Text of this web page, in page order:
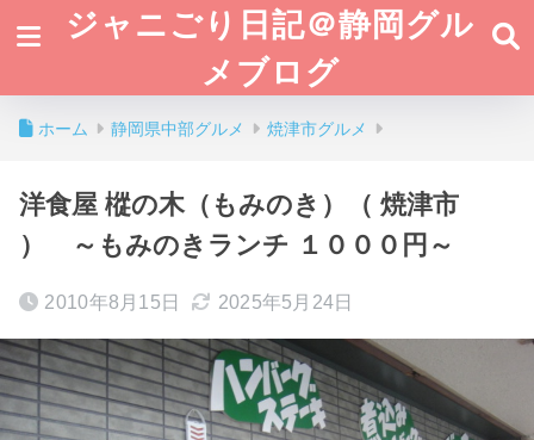
ジャニごり日記＠静岡グル
メブログ
ホーム 静岡県中部グルメ 焼津市グルメ
洋食屋 樅の木（もみのき）（ 焼津市
） ～もみのきランチ １０００円～
2010年8月15日 2025年5月24日